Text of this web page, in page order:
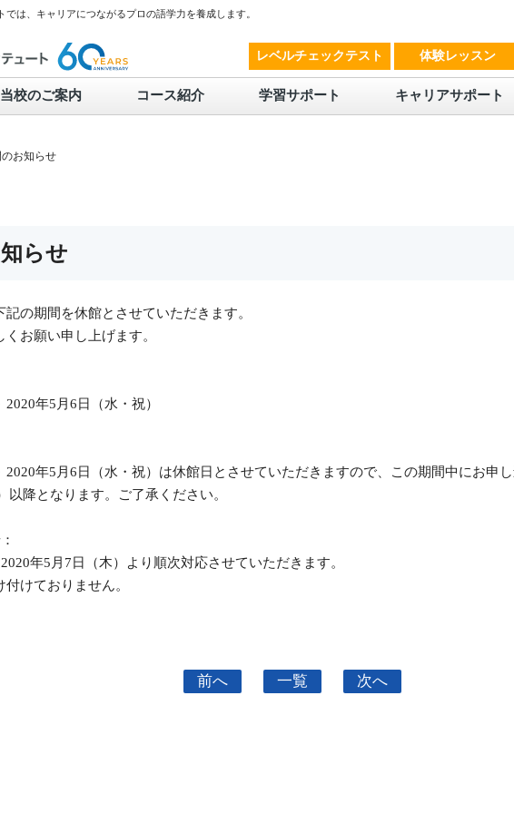
は、キャリアにつながるプロの語学力を養成します。
レベルチェックテスト 体験レッスン
当校のご案内 コース紹介 学習サポート キャリアサポート
お知らせ
らせ
の期間を休館とさせていただきます。
お願い申し上げます。
年5月6日（水・祝）
2020年5月6日（水・祝）は休館日とさせていただきますので、この期間中にお申
以降となります。ご了承ください。
年5月7日（木）より順次対応させていただきます。
けておりません。
前へ 一覧 次へ